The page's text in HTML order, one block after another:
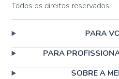
Todos os direitos reservados
PARA
PARA
SOBRE A